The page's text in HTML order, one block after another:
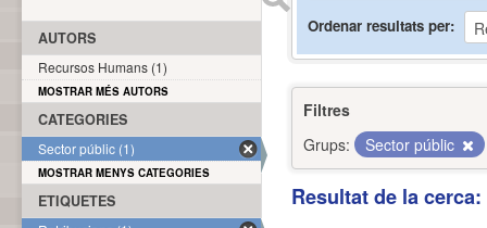
Ordenar resultats per
Filtres
Grups:
Sector públic
Resultat de la
AUTORS
Recursos Humans (1)
MOSTRAR MÉS AUTORS
CATEGORIES
Sector públic (1)
MOSTRAR MENYS CATEGORIES
ETIQUETES